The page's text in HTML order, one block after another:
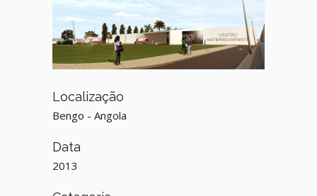
Localização
Bengo - Angola
Data
2013